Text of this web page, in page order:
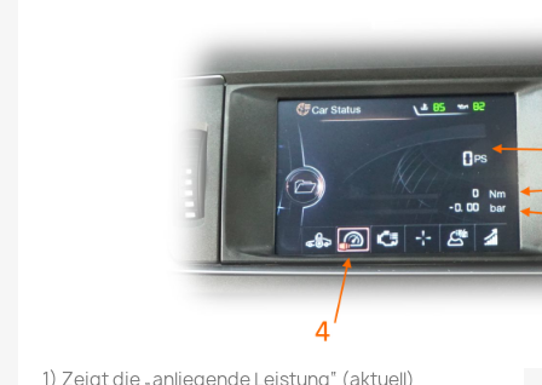
1) Zeigt die „anliegende Leistung“ (aktuell)